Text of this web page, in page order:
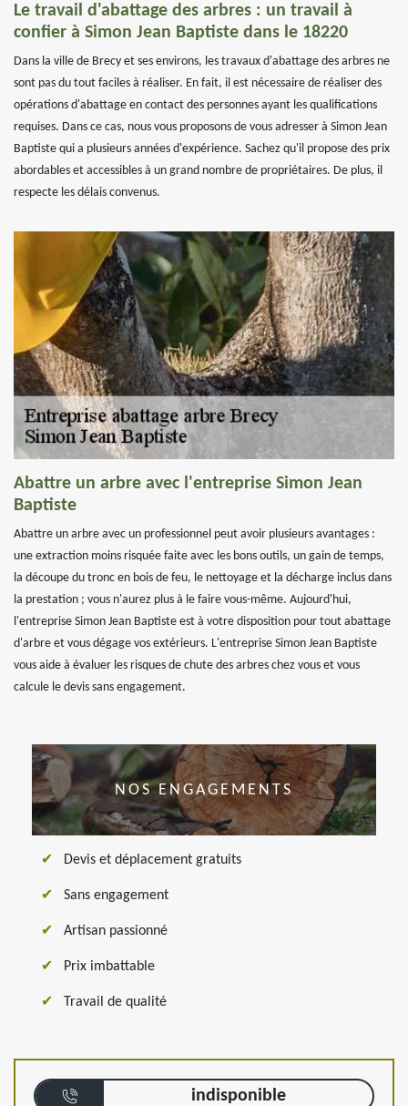
Le travail d'abattage des arbres : un travail à
confier à Simon Jean Baptiste dans le 18220
Dans la ville de Brecy et ses environs, les travaux d'abattage des arbres ne
sont pas du tout faciles à réaliser. En fait, il est nécessaire de réaliser des
opérations d'abattage en contact des personnes ayant les qualifications
requises. Dans ce cas, nous vous proposons de vous adresser à Simon Jean
Baptiste qui a plusieurs années d'expérience. Sachez qu'il propose des prix
abordables et accessibles à un grand nombre de propriétaires. De plus, il
respecte les délais convenus.
Abattre un arbre avec l'entreprise Simon Jean
Baptiste
Abattre un arbre avec un professionnel peut avoir plusieurs avantages :
une extraction moins risquée faite avec les bons outils, un gain de temps,
la découpe du tronc en bois de feu, le nettoyage et la décharge inclus dans
la prestation ; vous n'aurez plus à le faire vous-même. Aujourd'hui,
l'entreprise Simon Jean Baptiste est à votre disposition pour tout abattage
d'arbre et vous dégage vos extérieurs. L'entreprise Simon Jean Baptiste
vous aide à évaluer les risques de chute des arbres chez vous et vous
calcule le devis sans engagement.
NOS ENGAGEMENTS
Devis et déplacement gratuits
Sans engagement
Artisan passionné
Prix imbattable
Travail de qualité
indisponible